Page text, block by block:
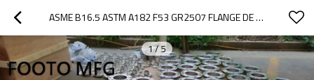
ASME B16.5 ASTM A182 F53 GR2507 FLANGE DE JUNTA SOBREPOSTA CL600 100NB
1/5